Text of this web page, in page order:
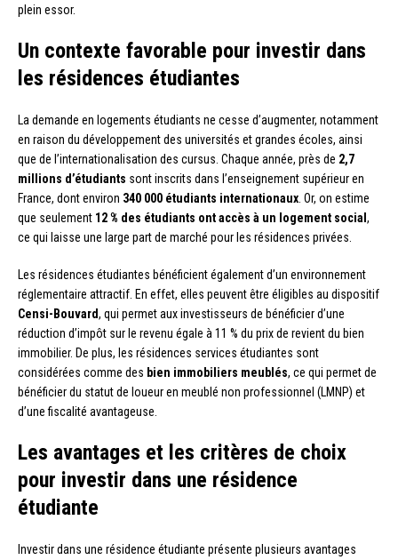
plein essor.
Un contexte favorable pour investir dans
les résidences étudiantes
La demande en logements étudiants ne cesse d’augmenter, notamment
en raison du développement des universités et grandes écoles, ainsi
que de l’internationalisation des cursus. Chaque année, près de 2,7
millions d’étudiants sont inscrits dans l’enseignement supérieur en
France, dont environ 340 000 étudiants internationaux . Or, on estime
que seulement 12 % des étudiants ont accès à un logement social ,
ce qui laisse une large part de marché pour les résidences privées.
Les résidences étudiantes bénéficient également d’un environnement
réglementaire attractif. En effet, elles peuvent être éligibles au dispositif
Censi-Bouvard, qui permet aux investisseurs de bénéficier d’une
réduction d’impôt sur le revenu égale à 11 % du prix de revient du bien
immobilier. De plus, les résidences services étudiantes sont
considérées comme des bien immobiliers meublés, ce qui permet de
bénéficier du statut de loueur en meublé non professionnel (LMNP) et
d’une fiscalité avantageuse.
Les avantages et les critères de choix
pour investir dans une résidence
étudiante
Investir dans une résidence étudiante présente plusieurs avantages